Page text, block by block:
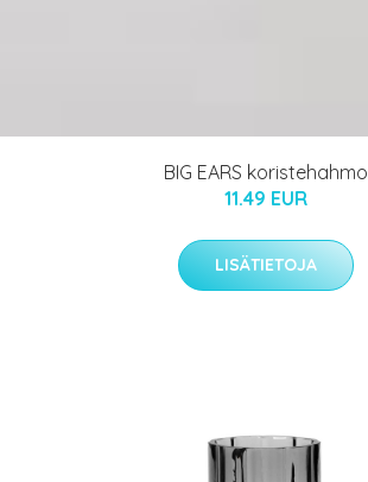
BIG EARS koristehahmo
11.49 EUR
LISÄTIETOJA